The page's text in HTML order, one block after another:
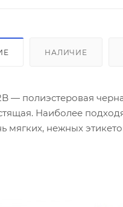
НАЛИЧИЕ
— полиэстеровая
Наиболее
мягких, нежных